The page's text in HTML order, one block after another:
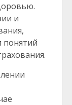
и
понятий